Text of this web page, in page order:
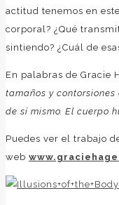
actitud tenemos en
corporal? ¿Qué
sintiendo? ¿Cuál de
En palabras de Gracie
tamaños y
de sí mismo. El cuerpo
Puedes ver el trabajo
web